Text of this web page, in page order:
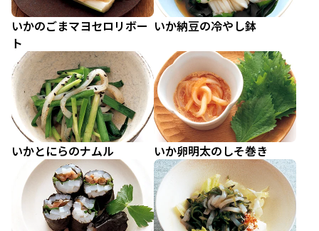
いかのごまマヨセロリボー
ト
いか納豆の冷やし鉢
いかとにらのナムル いか卵明太のしそ巻き